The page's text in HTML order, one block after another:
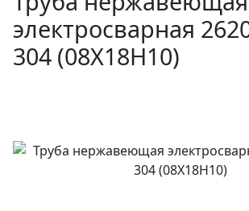
электросварная
304 (08Х18Н10)